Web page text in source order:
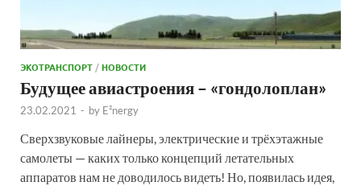
ЭКОТРАНСПОРТ /НОВОСТИ
Будущее авиастроения – «гондолоплан»
23.02.2021 - by E²nergy
Сверхзвуковые лайнеры, электрические и трёхэтажные
самолеты — каких только концепций летательных
аппаратов нам не доводилось видеть! Но, появилась идея,